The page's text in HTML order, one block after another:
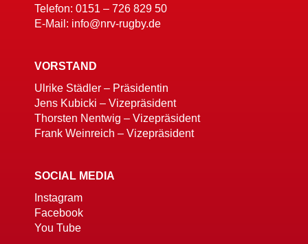
Telefon: 0151 – 726 829 50
E-Mail: info@nrv-rugby.de
VORSTAND
Ulrike Städler – Präsidentin
Jens Kubicki – Vizepräsident
Thorsten Nentwig – Vizepräsident
Frank Weinreich – Vizepräsident
SOCIAL MEDIA
Instagram
Facebook
You Tube